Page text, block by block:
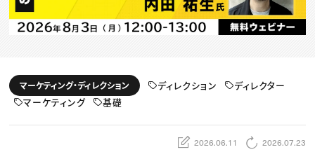
スキルアップしたい！
動画配信・映像制作
編集・ライティング
マーケティング
業界解説・キャリア事情
TOP Creator’s コラム トップ
Webクリエイター
アプリクリエイター
映像クリエイター
セミナー
ニュース・トレンド
マーケティング・ディレクション ディレクション
ディレクター
マーケティング
基礎
2026.06.11 2026.07.23